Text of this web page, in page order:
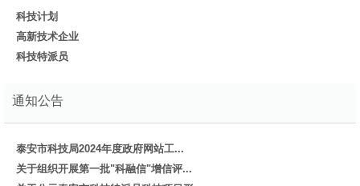
科技计划
高新技术企业
科技特派员
通知公告
泰安市科技局2024年度政府网站工...
关于组织开展第一批"科融信"增信评...